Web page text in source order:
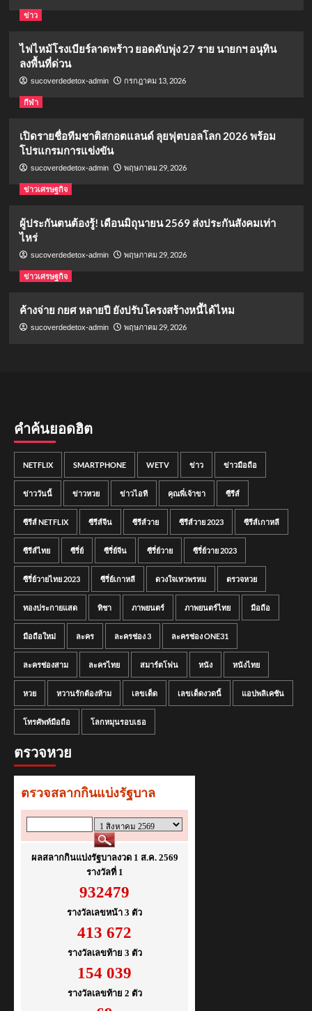
ข่าว
ไฟไหม้โรงเบียร์ลาดพร้าว ยอดดับพุ่ง 27 ราย นายกฯ อนุทิน
ลงพื้นที่ด่วน
sucoverdedetox-admin กรกฎาคม 13, 2026
กีฬา
เปิดรายชื่อทีมชาติสกอตแลนด์ ลุยฟุตบอลโลก 2026 พร้อม
โปรแกรมการแข่งขัน
sucoverdedetox-admin พฤษภาคม 29, 2026
ข่าวเศรษฐกิจ
ผู้ประกันตนต้องรู้! เดือนมิถุนายน 2569 ส่งประกันสังคมเท่า
ไหร่
sucoverdedetox-admin พฤษภาคม 29, 2026
ข่าวเศรษฐกิจ
ค้างจ่าย กยศ หลายปี ยังปรับโครงสร้างหนี้ได้ไหม
sucoverdedetox-admin พฤษภาคม 29, 2026
คำค้นยอดฮิต
NETFLIX SMARTPHONE WETV ข่าว ข่าวมือถือ
ข่าววันนี้ ข่าวหวย ข่าวไอที คุณพี่เจ้าขา ซีรีส์
ซีรีส์ NETFLIX ซีรีส์จีน ซีรีส์วาย ซีรีส์วาย 2023 ซีรีส์เกาหลี
ซีรีส์ไทย ซีรี่ย์ ซีรี่ย์จีน ซีรี่ย์วาย ซีรี่ย์วาย 2023
ซีรี่ย์วายไทย 2023 ซีรี่ย์เกาหลี ดวงใจเทวพรหม ตรวจหวย
ทองประกายแสด ทิชา ภาพยนตร์ ภาพยนตร์ไทย มือถือ
มือถือใหม่ ละคร ละครช่อง 3 ละครช่อง ONE31
ละครช่องสาม ละครไทย สมาร์ตโฟน หนัง หนังไทย
หวย หวานรักต้องห้าม เลขเด็ด เลขเด็ดงวดนี้ แอปพลิเคชัน
โทรศัพท์มือถือ โลกหมุนรอบเธอ
ตรวจหวย